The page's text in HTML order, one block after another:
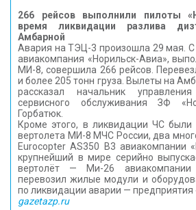
266 рейсов выполнили пилоты
время ликвидации разлива
Амбарной
Авария на ТЭЦ-3 произошла 29 мая. С
авиакомпания «Норильск-Авиа»,
МИ-8, совершила 266 рейсов.
и более 205 тонн груза. Вылеты на
рассказал начальник
сервисного обслуживания ЗФ
Горбатюк.
Кроме этого, в ликвидации ЧС были
вертолета МИ-8 МЧС России, два
Eurocopter AS350 B3 авиакомпании
крупнейший в мире серийно
вертолёт — Ми-26 авиакомпании
перевозил жилые модули и
по ликвидации аварии — предприятия
gazetazp.ru